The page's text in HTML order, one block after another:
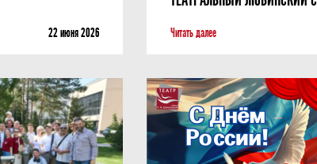
22 июня 2026 Читать далее